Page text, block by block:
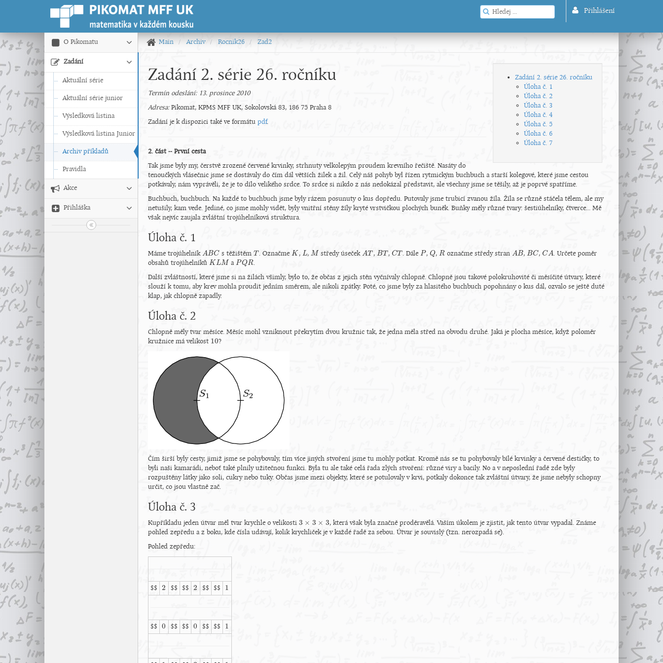
Přihlášení
O Pikomatu
Zadání
Aktuální série
Aktuální série junior
Výsledková listina
Výsledková listina Junior
Archiv příkladů
Pravidla
Akce
Přihláška
Main Archiv Rocnik26 Zad2
Zadání 2. série 26. ročníku
Úloha č. 1
Úloha č. 2
Úloha č. 3
Úloha č. 4
Úloha č. 5
Úloha č. 6
Úloha č. 7
Zadání 2. série 26. ročníku
Termín odeslání: 13. prosince 2010
Adresa:Pikomat, KPMS MFF UK, Sokolovská 83, 186 75 Praha 8
Zadání je k dispozici také ve formátu pdf.
2. část -- První cesta
Tak jsme byly my, čerstvě zrozené červené krvinky, strhnuty velkolepým proudem krevního řečiště. Nasáty do
tenoučkých vlásečnic jsme se dostávaly do čím dál větších žilek a žil. Celý náš pohyb byl řízen rytmickým buchbuch a starší kolegové, které jsme cestou
potkávaly, nám vyprávěli, že je to dílo velikého srdce. To srdce si nikdo z nás nedokázal představit, ale všechny jsme se těšily, až je poprvé spatříme.
Buchbuch, buchbuch. Na každé to buchbuch jsme byly rázem posunuty o kus dopředu. Putovaly jsme trubicí zvanou žíla. Žíla se různě stáčela tělem, ale my
netušily, kam vede. Jediné, co jsme mohly vidět, byly vnitřní stěny žíly kryté vrstvičkou plochých buněk. Buňky měly různé tvary: šestiúhelníky, čtverce... Mě
však nejvíc zaujala zvláštní trojúhelníková struktura.
Úloha č. 1
Máme trojúhelník ABC
ABC s těžištěmT
T . OznačmeK
K , L
L ,M
M středy úsečekAT
AT , BT
BT , CT
CT . Dále P
P , Q
Q, R
R označme středy stran AB
AB ,BC
BC ,CA
CA . Určete poměr
obsahů trojúhelníků KLM
KLM aPQR
PQR
.
Další zvláštností, které jsme si na žilách všimly, bylo to, že občas z jejich stěn vyčnívaly chlopně. Chlopně jsou takové polokruhovité či měsíčité útvary, které
slouží k tomu, aby krev mohla proudit jedním směrem, ale nikoli zpátky. Poté, co jsme byly za hlasitého buchbuch popohnány o kus dál, ozvalo se ještě duté
klap, jak chlopně zapadly.
Úloha č. 2
Chlopně měly tvar měsíce. Měsíc mohl vzniknout překrytím dvou kružnic tak, že jedna měla střed na obvodu druhé. Jaká je plocha měsíce, když poloměr
kružnice má velikost 10
10?
Čím širší byly cesty, jimiž jsme se pohybovaly, tím více jiných stvoření jsme tu mohly potkat. Kromě nás se tu pohybovaly bílé krvinky a červené destičky, to
byli naši kamarádi, neboť také plnily užitečnou funkci. Byla tu ale také celá řada zlých stvoření: různé viry a bacily. No a v neposlední řadě zde byly
rozpuštěny látky jako soli, cukry nebo tuky. Občas jsme mezi objekty, které se potulovaly v krvi, potkaly dokonce tak zvláštní útvary, že jsme nebyly schopny
určit, co jsou vlastně zač.
Úloha č. 3
Kupříkladu jeden útvar měl tvar krychle o velikosti 3 × 3 × 3
3 ×3 ×3
, která však byla značně proděravělá. Vaším úkolem je zjistit, jak tento útvar vypadal. Známe
pohled zepředu a z boku, kde čísla udávají, kolik krychliček je v každé řadě za sebou. Útvar je souvislý (tzn. nerozpadá se).
Pohled zepředu:
$$ 2
2 $$ $$ 2
2 $$ $$ 1
1
$$ 0
0 $$ $$ 0
0 $$ $$ 1
1